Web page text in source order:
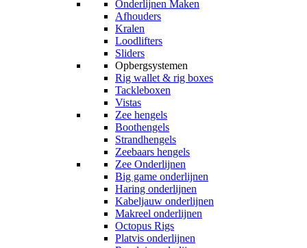
Onderlijnen Maken
Afhouders
Kralen
Loodlifters
Sliders
Opbergsystemen
Rig wallet & rig boxes
Tackleboxen
Vistas
Zee hengels
Boothengels
Strandhengels
Zeebaars hengels
Zee Onderlijnen
Big game onderlijnen
Haring onderlijnen
Kabeljauw onderlijnen
Makreel onderlijnen
Octopus Rigs
Platvis onderlijnen